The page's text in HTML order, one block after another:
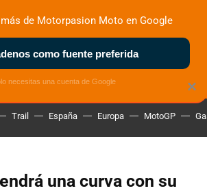
DEPORTIVAS MOTOS ELÉCTRICAS
Trail España Europa MotoGP
una curva con su
×
más de Motorpasion Moto en Google
como fuente preferida
necesitas una cuenta de Google